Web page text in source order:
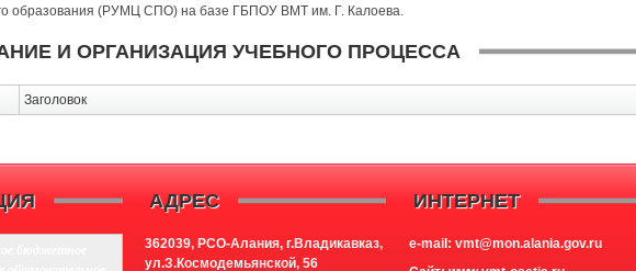
образования (РУМЦ СПО) на базе ГБПОУ ВМТ им. Г. Калоева.
И ОРГАНИЗАЦИЯ УЧЕБНОГО ПРОЦЕССА
Заголовок
АДРЕС
362039, РСО-Алания, г.Владикавказ,
ул.З.Космодемьянской, 56
ИНТЕРНЕТ
e-mail: vmt@mon.alania.gov.ru